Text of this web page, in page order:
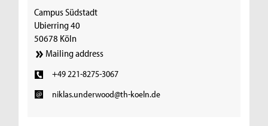
Campus Südstadt
Ubierring 40
50678 Köln
Mailing address
+49 221-8275-3067
niklas.underwood@th-koeln.de